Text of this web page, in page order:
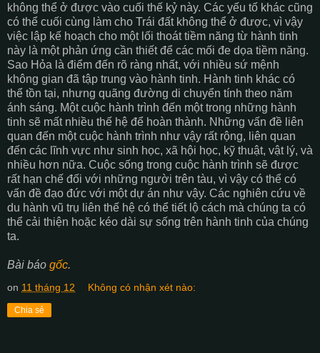
không thể ở được vào cuối thế kỷ này. Các yếu tố khác cũng
có thể cuối cùng làm cho Trái đất không thể ở được, vì vậy
việc lập kế hoạch cho một lối thoát tiềm năng từ hành tinh
này là một phản ứng cần thiết để các mối đe dọa tiềm năng.
Sao Hỏa là điểm đến rõ ràng nhất, với nhiều sứ mệnh
không gian đã tập trung vào hành tinh. Hành tinh khác có
thể tồn tại, nhưng quãng đường di chuyển tính theo năm
ánh sáng. Một cuộc hành trình đến một trong những hành
tinh sẽ mất nhiều thế hệ để hoàn thành. Những vấn đề liên
quan đến một cuộc hành trình như vậy rất rộng, liên quan
đến các lĩnh vực như sinh học, xã hội học, kỹ thuật, vật lý, và
nhiều hơn nữa. Cuộc sống trong cuộc hành trình sẽ được
rất hạn chế đối với những người trên tàu, vì vậy có thể có
vấn đề đạo đức với một dự án như vậy. Các nghiên cứu về
du hành vũ trụ liên thế hệ có thể tiết lộ cách mà chúng ta có
thể cải thiện hoặc kéo dài sự sống trên hành tinh của chúng
ta.
Bài báo gốc.
on 11 tháng 12 Không có nhận xét nào:
Chia sẻ